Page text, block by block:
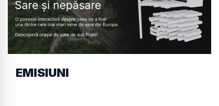
EMISIUNI